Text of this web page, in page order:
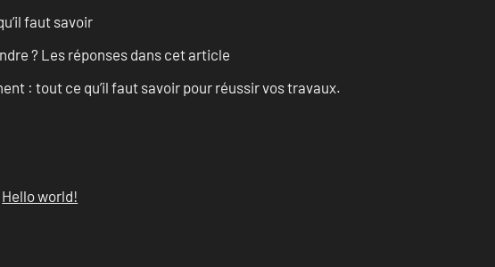
faut savoir
? Les réponses dans cet article
: tout ce qu’il faut savoir pour réussir vos travaux.
Hello world!